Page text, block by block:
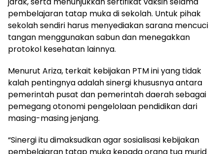
pembelajaran tatap muka di sekolah. Untuk pihak
sekolah sendiri harus menyediakan sarana mencuci
tangan menggunakan sabun dan menegakkan
protokol kesehatan lainnya.
Menurut Ariza, terkait kebijakan PTM ini yang tidak
kalah pentingnya adalah sinergi khususnya antara
pemerintah pusat dan pemerintah daerah sebagai
pemegang otonomi pengelolaan pendidikan dari
masing-masing jenjang.
“Sinergi itu dimaksudkan agar sosialisasi kebijakan